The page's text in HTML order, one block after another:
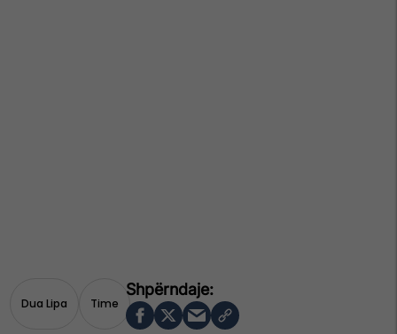
Dua Lipa Time